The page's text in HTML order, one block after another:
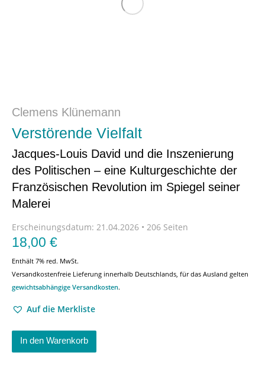
Clemens Klünemann
Verstörende Vielfalt
Jacques-Louis David und die Inszenierung
des Politischen – eine Kulturgeschichte der
Französischen Revolution im Spiegel seiner
Malerei
Erscheinungsdatum: 21.04.2026 • 206 Seiten
18,00 €
Enthält 7% red. MwSt.
Versandkostenfreie Lieferung innerhalb Deutschlands, für das Ausland gelten
gewichtsabhängige Versandkosten.
Auf die Merkliste
In den Warenkorb